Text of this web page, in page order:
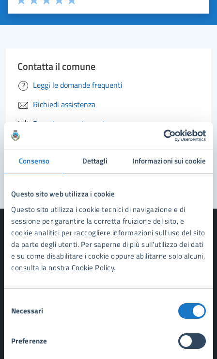
Consenso Dettagli Informazioni sui cookie
Questo sito web utilizza i cookie
Questo sito utilizza i cookie tecnici di navigazione e di
sessione per garantire la corretta fruizione del sito, e
cookie analitici per raccogliere informazioni sull'uso del sito
da parte degli utenti. Per saperne di più sull'utilizzo dei dati
e su come disabilitare i cookie oppure abilitarne solo alcuni,
consulta la nostra Cookie Policy.
delNecessari
Preferenze
Valuta 5 stelle su 5
Valuta 4 stelle su 5
Valuta 3 stelle su 5
Valuta 2 stelle su 5
Valuta 1 stelle su 5
Contatta il comune
Leggi le domande frequenti
Richiedi assistenza
Prenota appuntamento
Problemi in città
Segnala disservizio
Comune di Forte dei Marmi
Organi di governo
Aree amministrative
Politici